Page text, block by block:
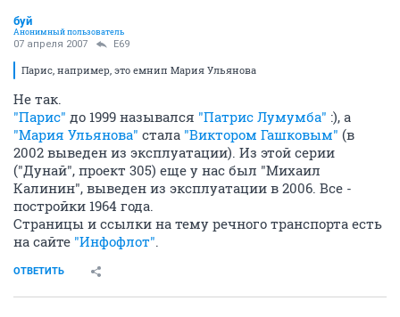
буй
Анонимный пользователь
07 апреля 2007 E69
Парис, например, это емнип Мария Ульянова
Не так.
"Парис" до 1999 назывался "Патрис Лумумба" :), а
"Мария Ульянова" стала "Виктором Гашковым" (в
2002 выведен из эксплуатации). Из этой серии
("Дунай", проект 305) еще у нас был "Михаил
Калинин", выведен из эксплуатации в 2006. Все -
постройки 1964 года.
Страницы и ссылки на тему речного транспорта есть
на сайте "Инфофлот".
ОТВЕТИТЬ